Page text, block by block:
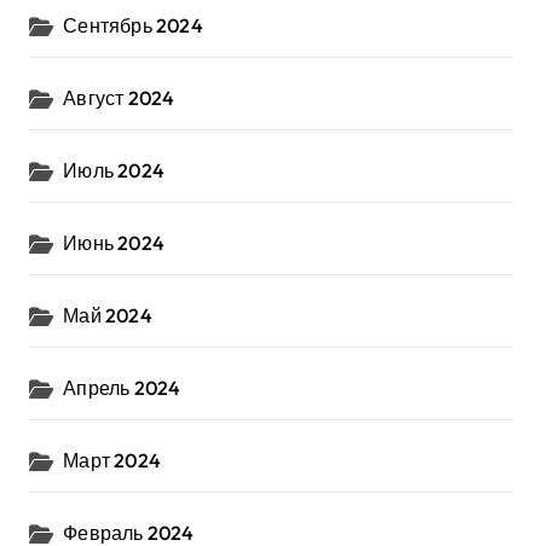
Сентябрь 2024
Август 2024
Июль 2024
Июнь 2024
Май 2024
Апрель 2024
Март 2024
Февраль 2024